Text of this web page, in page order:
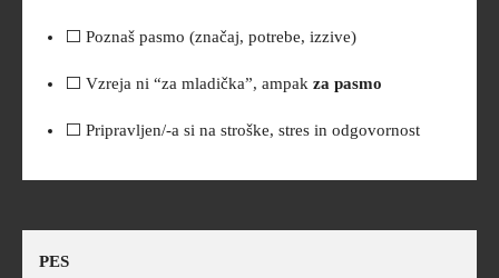
⬜ Poznaš pasmo (značaj, potrebe, izzive)
⬜ Vzreja ni “za mladička”, ampak za pasmo
⬜ Pripravljen/-a si na stroške, stres in odgovornost
PES